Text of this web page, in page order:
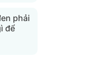
phải
để